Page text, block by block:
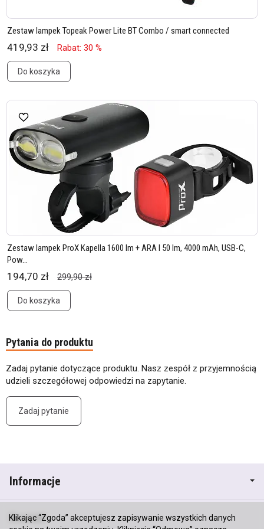
Zestaw lampek Topeak Power Lite BT Combo / smart connected
419,93 zł Rabat: 30 %
Do koszyka
Zestaw lampek ProX Kapella 1600 lm + ARA I 50 lm, 4000 mAh, USB-C,
Pow...
194,70 zł 299,90 zł
Do koszyka
Pytania do produktu
Zadaj pytanie dotyczące produktu. Nasz zespół z przyjemnością
udzieli szczegółowej odpowiedzi na zapytanie.
Zadaj pytanie
Informacje
Kontakt
Klikając “Zgoda” akceptujesz zapisywanie wszystkich danych